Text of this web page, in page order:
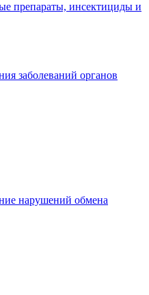
препараты, инсектициды и
заболеваний органов
нарушений обмена